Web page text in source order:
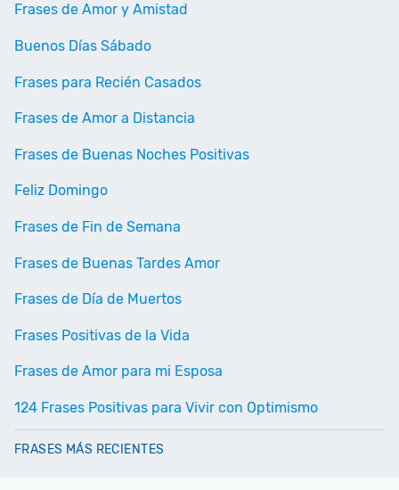
Frases de Amor y Amistad
Buenos Días Sábado
Frases para Recién Casados
Frases de Amor a Distancia
Frases de Buenas Noches Positivas
Feliz Domingo
Frases de Fin de Semana
Frases de Buenas Tardes Amor
Frases de Día de Muertos
Frases Positivas de la Vida
Frases de Amor para mi Esposa
124 Frases Positivas para Vivir con Optimismo
FRASES MÁS RECIENTES